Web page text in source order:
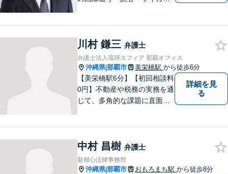
す。お気軽にご連絡くださ
い！
川村 鎌三 弁護士
弁護士法人琉球スフィア 那覇オフィス
沖縄県|那覇市 美栄橋駅 から徒歩6分
【美栄橋駅6分】【初回相談料
0円】不動産や税務の実務を通
じて、多角的な課題に直面す
た。 複雑な問題を一つの窓口
で解決できる存在を目指し、
日々研鑽を重ねています。
詳細を見
る
中村 昌樹 弁護士
新都心法律事務所
沖縄県|那覇市 おもろまち駅 から徒歩8分